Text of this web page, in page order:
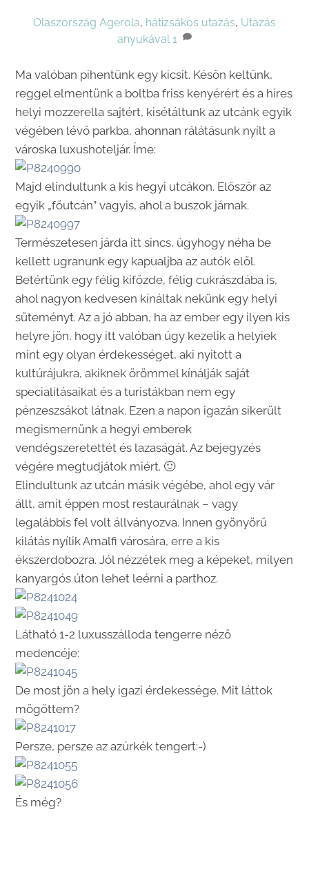
Olaszország Agerola, hátizsákos utazás, Utazás
anyukával 1
Ma valóban pihentünk egy kicsit. Későn keltünk,
reggel elmentünk a boltba friss kenyérért és a híres
helyi mozzerella sajtért, kisétáltunk az utcánk egyik
végében lévő parkba, ahonnan rálátásunk nyílt a
városka luxushoteljár. Íme:
Majd elindultunk a kis hegyi utcákon. Először az
egyik „főutcán” vagyis, ahol a buszok járnak.
Természetesen járda itt sincs, úgyhogy néha be
kellett ugranunk egy kapualjba az autók elől.
Betértünk egy félig kifőzde, félig cukrászdába is,
ahol nagyon kedvesen kínáltak nekünk egy helyi
süteményt. Az a jó abban, ha az ember egy ilyen kis
helyre jön, hogy itt valóban úgy kezelik a helyiek
mint egy olyan érdekességet, aki nyitott a
kultúrájukra, akiknek örömmel kínálják saját
specialitásaikat és a turistákban nem egy
pénzeszsákot látnak. Ezen a napon igazán sikerült
megismernünk a hegyi emberek
vendégszeretettét és lazaságát. Az bejegyzés
végére megtudjátok miért. 🙂
Elindultunk az utcán másik végébe, ahol egy vár
állt, amit éppen most restaurálnak – vagy
legalábbis fel volt állványozva. Innen gyönyörű
kilátás nyílik Amalfi városára, erre a kis
ékszerdobozra. Jól nézzétek meg a képeket, milyen
kanyargós úton lehet leérni a parthoz.
Látható 1-2 luxusszálloda tengerre néző
medencéje:
De most jön a hely igazi érdekessége. Mit láttok
mögöttem?
Persze, persze az azúrkék tengert:-)
És még?